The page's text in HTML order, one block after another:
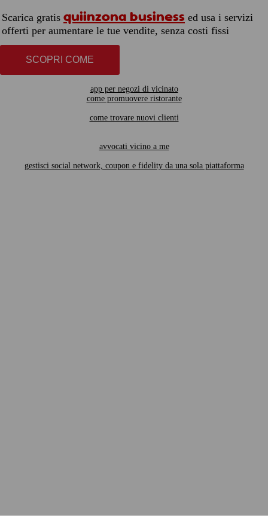
Scarica gratis quiinzona business ed usa i servizi
offerti per aumentare le tue vendite, senza costi fissi
SCOPRI COME
app per negozi di vicinato
come promuovere ristorante
come trovare nuovi clienti
avvocati vicino a me
gestisci social network, coupon e fidelity da una sola piattaforma